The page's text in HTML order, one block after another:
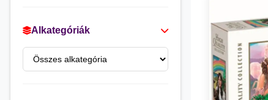
Alkategóriák